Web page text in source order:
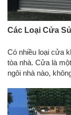
Các Loại Cửa
Có nhiều loại cửa
tòa nhà. Cửa là
ngôi nhà nào,